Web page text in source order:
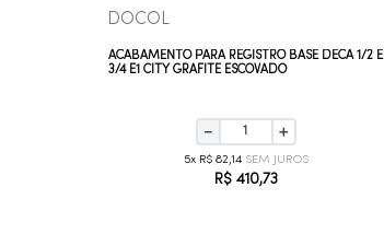
DOCOL
ACABAMENTO PARA REGISTRO BASE DECA 1/2 E
3/4 E1 CITY GRAFITE ESCOVADO
＋
－
5 R$ 82,14
R$ 410,73